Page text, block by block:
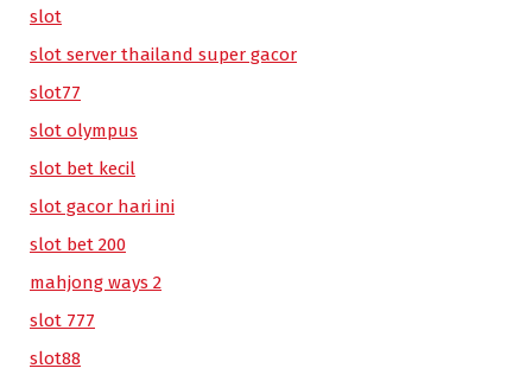
slot
slot server thailand super gacor
slot77
slot olympus
slot bet kecil
slot gacor hari ini
slot bet 200
mahjong ways 2
slot 777
slot88